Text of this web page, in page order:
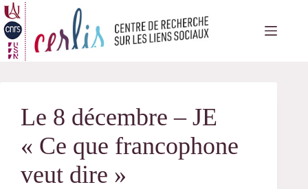
Passer
au
contenu
Le 8 décembre – JE
« Ce que francophone
veut dire »